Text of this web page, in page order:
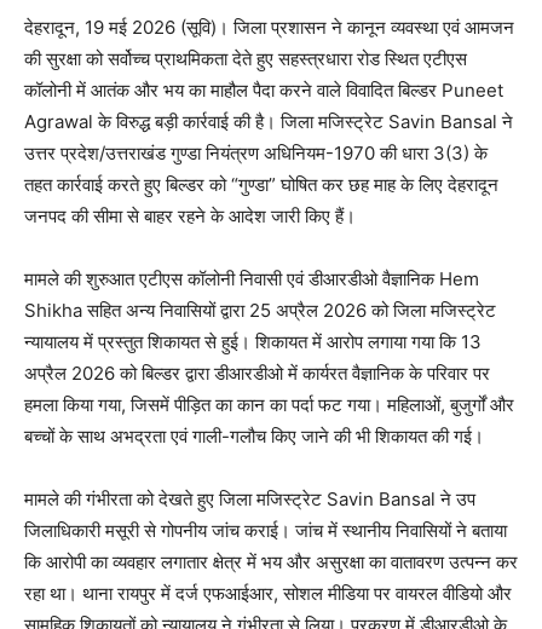
देहरादून, 19 मई 2026 (सूवि)। जिला प्रशासन ने कानून व्यवस्था एवं आमजन
की सुरक्षा को सर्वोच्च प्राथमिकता देते हुए सहस्त्रधारा रोड स्थित एटीएस
कॉलोनी में आतंक और भय का माहौल पैदा करने वाले विवादित बिल्डर Puneet
Agrawal के विरुद्ध बड़ी कार्रवाई की है। जिला मजिस्ट्रेट Savin Bansal ने
उत्तर प्रदेश/उत्तराखंड गुण्डा नियंत्रण अधिनियम-1970 की धारा 3(3) के
तहत कार्रवाई करते हुए बिल्डर को “गुण्डा” घोषित कर छह माह के लिए देहरादून
जनपद की सीमा से बाहर रहने के आदेश जारी किए हैं।
मामले की शुरुआत एटीएस कॉलोनी निवासी एवं डीआरडीओ वैज्ञानिक Hem
Shikha सहित अन्य निवासियों द्वारा 25 अप्रैल 2026 को जिला मजिस्ट्रेट
न्यायालय में प्रस्तुत शिकायत से हुई। शिकायत में आरोप लगाया गया कि 13
अप्रैल 2026 को बिल्डर द्वारा डीआरडीओ में कार्यरत वैज्ञानिक के परिवार पर
हमला किया गया, जिसमें पीड़ित का कान का पर्दा फट गया। महिलाओं, बुजुर्गों और
बच्चों के साथ अभद्रता एवं गाली-गलौच किए जाने की भी शिकायत की गई।
मामले की गंभीरता को देखते हुए जिला मजिस्ट्रेट Savin Bansal ने उप
जिलाधिकारी मसूरी से गोपनीय जांच कराई। जांच में स्थानीय निवासियों ने बताया
कि आरोपी का व्यवहार लगातार क्षेत्र में भय और असुरक्षा का वातावरण उत्पन्न कर
रहा था। थाना रायपुर में दर्ज एफआईआर, सोशल मीडिया पर वायरल वीडियो और